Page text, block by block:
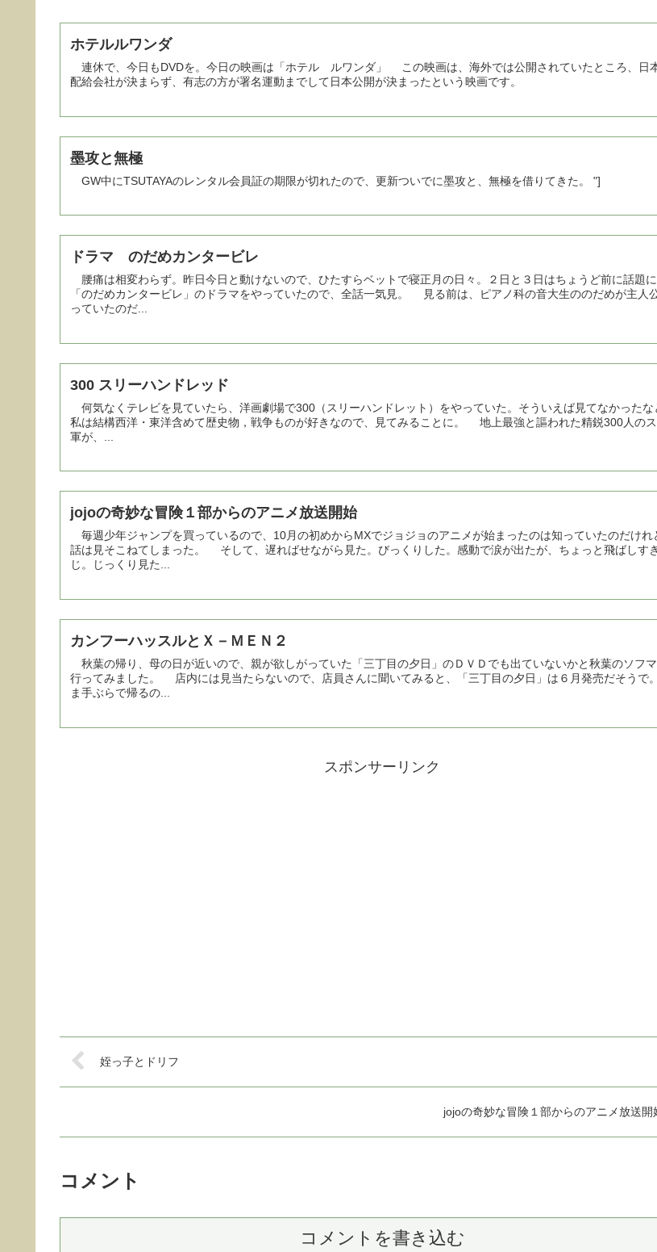
ホテルルワンダ
連休で、今日もDVDを。今日の映画は「ホテル ルワンダ」 この映画は、海外では公開されていたところ、日
配給会社が決まらず、有志の方が署名運動までして日本公開が決まったという映画です。
墨攻と無極
GW中にTSUTAYAのレンタル会員証の期限が切れたので、更新ついでに墨攻と、無極を借りてきた。 "]
ドラマ のだめカンタービレ
腰痛は相変わらず。昨日今日と動けないので、ひたすらベットで寝正月の日々。２日と３日はちょうど前に話題
「のだめカンタービレ」のドラマをやっていたので、全話一気見。 見る前は、ピアノ科の音大生ののだめが主人公かと思
っていたのだ...
300 スリーハンドレッド
何気なくテレビを見ていたら、洋画劇場で300（スリーハンドレット）をやっていた。そういえば見てなかった
私は結構西洋・東洋含めて歴史物，戦争ものが好きなので、見てみることに。 地上最強と謳われた精鋭300人のスパルタ
軍が、...
jojoの奇妙な冒険１部からのアニメ放送開始
毎週少年ジャンプを買っているので、10月の初めからMXでジョジョのアニメが始まったのは知っていたのだけれ
話は見そこねてしまった。 そして、遅ればせながら見た。びっくりした。感動で涙が出たが、ちょっと飛ばしす
じ。じっくり見た...
カンフーハッスルとＸ－ＭＥＮ２
秋葉の帰り、母の日が近いので、親が欲しがっていた「三丁目の夕日」のＤＶＤでも出ていないかと秋葉のソフ
行ってみました。 店内には見当たらないので、店員さんに聞いてみると、「三丁目の夕日」は６月発売だそうで
ま手ぶらで帰るの...
スポンサーリンク
姪っ子とドリフ
jojoの奇妙な冒険１部からのアニメ放送開
コメント
コメントを書き込む